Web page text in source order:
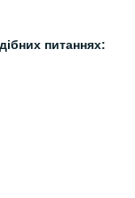
питаннях: